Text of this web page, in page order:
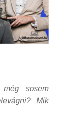
sosem
Mik